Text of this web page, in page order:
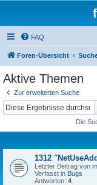
FAQ
Foren-Übersicht
Aktive Themen
Zur erweiterten Suche
Die
1312
Letzter Beitrag von
Verfasst in Bugs
Antworten: 4